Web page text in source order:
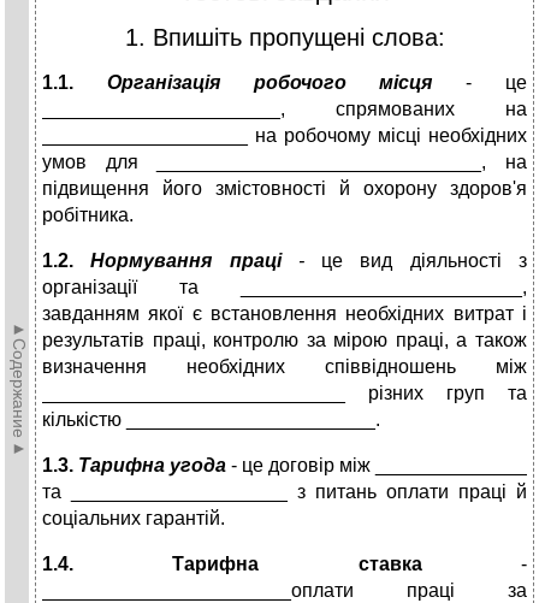
►Содержание►
1. Впишіть пропущені слова:
1.1. Організація робочого місця - це
______________________, спрямованих на
___________________ на робочому місці необхідних
умов для ______________________________, на
підвищення його змістовності й охорону здоров'я
робітника.
1.2.Нормування праці- це вид діяльності з
організації та __________________________,
завданням якої є встановлення необхідних витрат і
результатів праці, контролю за мірою праці, а також
визначення необхідних співвідношень між
____________________________ різних груп та
кількістю _______________________.
1.3. Тарифна угода - це дого­вір між ______________
та ____________________ з питань оплати праці й
соці­альних гарантій.
1.4. Тарифна ставка-
_______________________оплати праці за